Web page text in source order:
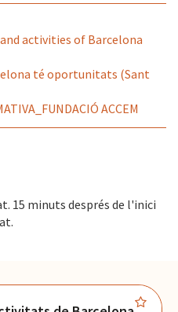
i Clerch, 2, 1r BARCELONA
activities of Barcelona
té oportunitats (Sant
ACCEM
15 minuts després de l'inici